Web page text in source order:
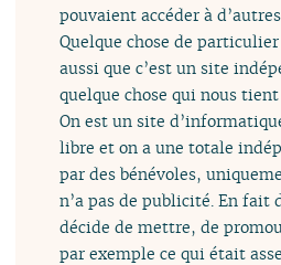
pouvaient accéder à d’autres
Quelque chose de
aussi que c’est un site
quelque chose qui nous
On est un site
libre et on a une totale
par des bénévoles,
n’a pas de publicité. En fait
décide de mettre, de
par exemple ce qui était